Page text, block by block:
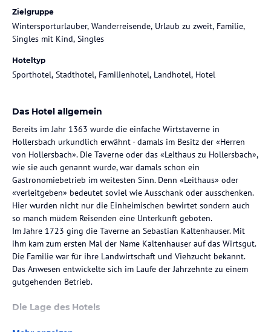
Zielgruppe
Wintersporturlauber, Wanderreisende, Urlaub zu zweit, Familie,
Singles mit Kind, Singles
Hoteltyp
Sporthotel, Stadthotel, Familienhotel, Landhotel, Hotel
Das Hotel allgemein
Bereits im Jahr 1363 wurde die einfache Wirtstaverne in
Hollersbach urkundlich erwähnt - damals im Besitz der «Herren
von Hollersbach». Die Taverne oder das «Leithaus zu Hollersbach»,
wie sie auch genannt wurde, war damals schon ein
Gastronomiebetrieb im weitesten Sinn. Denn «Leithaus» oder
«verleitgeben» bedeutet soviel wie Ausschank oder ausschenken.
Hier wurden nicht nur die Einheimischen bewirtet sondern auch
so manch müdem Reisenden eine Unterkunft geboten.
Im Jahre 1723 ging die Taverne an Sebastian Kaltenhauser. Mit
ihm kam zum ersten Mal der Name Kaltenhauser auf das Wirtsgut.
Die Familie war für ihre Landwirtschaft und Viehzucht bekannt.
Das Anwesen entwickelte sich im Laufe der Jahrzehnte zu einem
gutgehenden Betrieb.
Die Lage des Hotels